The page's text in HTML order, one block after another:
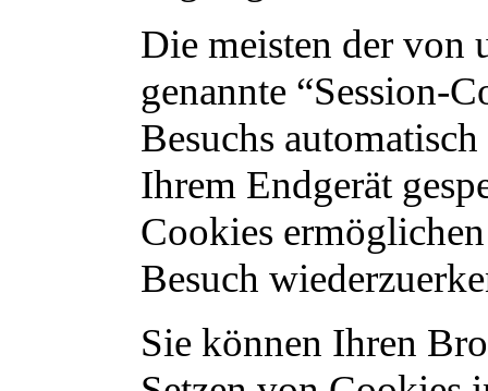
Die meisten der von
genannte “Session-
Besuchs
Ihrem Endgerät
Cookies
Besuch
Sie können Ihren